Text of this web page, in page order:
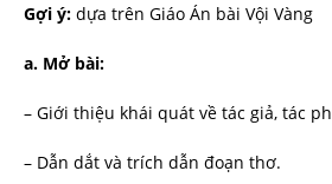
Gợi ý: dựa trên Giáo Án bài Vội Vàng
a. Mở bài:
– Giới thiệu khái quát về tác giả, tác
– Dẫn dắt và trích dẫn đoạn thơ.